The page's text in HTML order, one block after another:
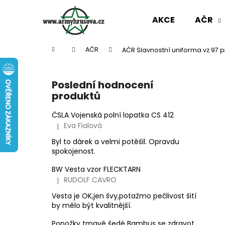
AKCE AČR
Domů AČR AČR Slavnostní uniforma vz.97
Poslední hodnocení
produktů
ČSLA Vojenská polní lopatka CS 412
Hodnocení produktu je 5 z 5 hvězdiček.
| Eva Fialová
Byl to dárek a velmi potěšil. Opravdu
spokojenost.
BW Vesta vzor FLECKTARN
Hodnocení produktu je 3 z 5 hvězdiček.
| RUDOLF CAVRO
Vesta je OK,jen švy,potažmo pečlivost šití
by mělo být kvalitnější.
k
Zpět
Zpět